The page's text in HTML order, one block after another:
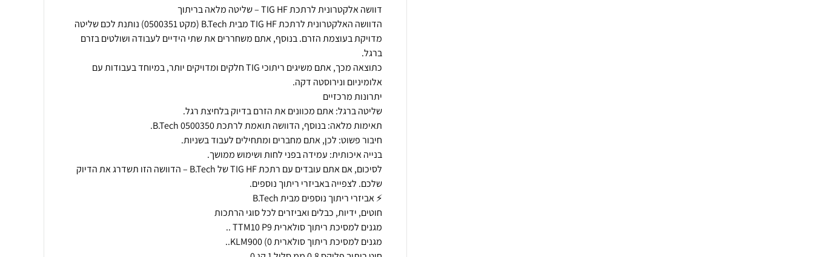
הדוושה האלקטרונית לרתכת TIG HF מבית B.Tech (מקט 0500351) נותנת לכם שליטה
מדויקת בעוצמת הזרם. בנוסף, אתם משחררים את שתי הידיים לעבודה ושולטים בזרם
כתוצאה מכך, אתם משיגים ריתוכי TIG חלקים ומדויקים יותר, במיוחד בעבודות עם
לסיכום, אם אתם עובדים עם רתכת TIG HF של B.Tech – הדוושה הזו תשדרג את הדיוק